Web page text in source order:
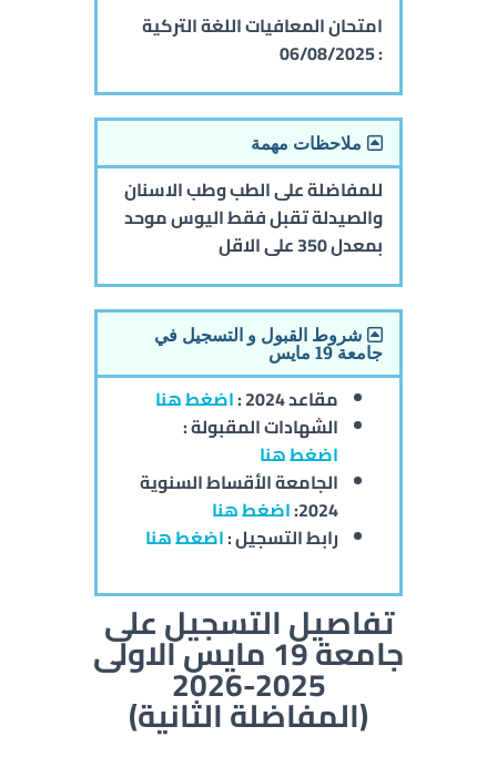
امتحان المعافيات اللغة التركية
:
06/08/2025
ملاحظات مهمة
للمفاضلة على الطب وطب الاسنان
والصيدلة تقبل فقط اليوس موحد
بمعدل 350 على الاقل
شروط القبول و التسجيل في
جامعة 19 مايس
مقاعد 2024 :
اضغط هنا
الشهادات المقبولة :
اضغط هنا
الجامعةالأقساط السنوية
2024: اضغط هنا
رابط التسجيل :اضغط هنا
تفاصيل التسجيل على
جامعة 19 مايس الاولى
2025-2026
(المفاضلة الثانية)